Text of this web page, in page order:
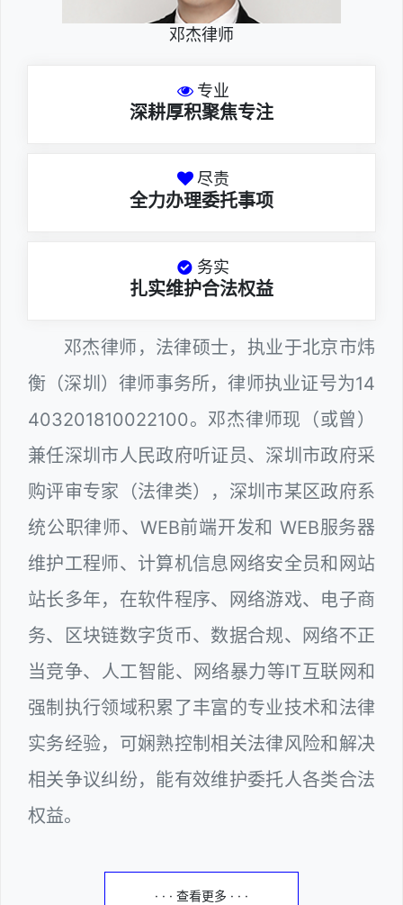
邓杰律师
专业
深耕厚积聚焦专注
尽责
全力办理委托事项
务实
扎实维护合法权益
邓杰律师，法律硕士，执业于北京市炜
衡（深圳）律师事务所，律师执业证号为14
403201810022100。邓杰律师现（或曾）
兼任深圳市人民政府听证员、深圳市政府采
购评审专家（法律类），深圳市某区政府系
统公职律师、WEB前端开发和 WEB服务器
维护工程师、计算机信息网络安全员和网站
站长多年，在软件程序、网络游戏、电子商
务、区块链数字货币、数据合规、网络不正
当竞争、人工智能、网络暴力等IT互联网和
强制执行领域积累了丰富的专业技术和法律
实务经验，可娴熟控制相关法律风险和解决
相关争议纠纷，能有效维护委托人各类合法
权益。
· · · 查看更多 · · ·